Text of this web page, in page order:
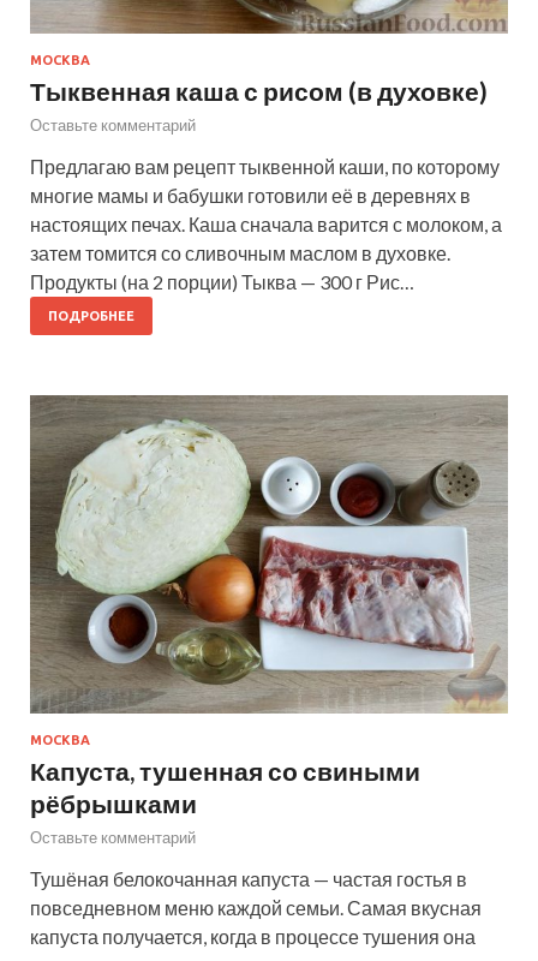
МОСКВА
Тыквенная каша с рисом (в духовке)
Оставьте комментарий
Предлагаю вам рецепт тыквенной каши, по которому
многие мамы и бабушки готовили её в деревнях в
настоящих печах. Каша сначала варится с молоком, а
затем томится со сливочным маслом в духовке.
Продукты (на 2 порции) Тыква — 300 г Рис…
ПОДРОБНЕЕ
МОСКВА
Капуста, тушенная со свиными
рёбрышками
Оставьте комментарий
Тушёная белокочанная капуста — частая гостья в
повседневном меню каждой семьи. Самая вкусная
капуста получается, когда в процессе тушения она